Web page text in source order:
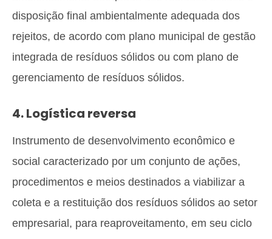
disposição final ambientalmente adequada dos
rejeitos, de acordo com plano municipal de gestão
integrada de resíduos sólidos ou com plano de
gerenciamento de resíduos sólidos.
4. Logística reversa
Instrumento de desenvolvimento econômico e
social caracterizado por um conjunto de ações,
procedimentos e meios destinados a viabilizar a
coleta e a restituição dos resíduos sólidos ao setor
empresarial, para reaproveitamento, em seu ciclo